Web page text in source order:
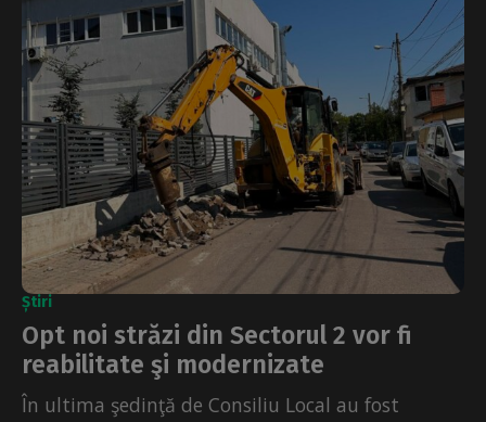
Știri
Opt noi străzi din Sectorul 2 vor fi
reabilitate şi modernizate
În ultima şedinţă de Consiliu Local au fost